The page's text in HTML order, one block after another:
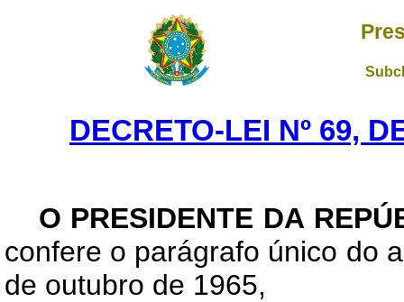
DECRETO-LEI Nº 69,
O PRESIDENTE DA
confere o parágrafo único do
de outubro de 1965,